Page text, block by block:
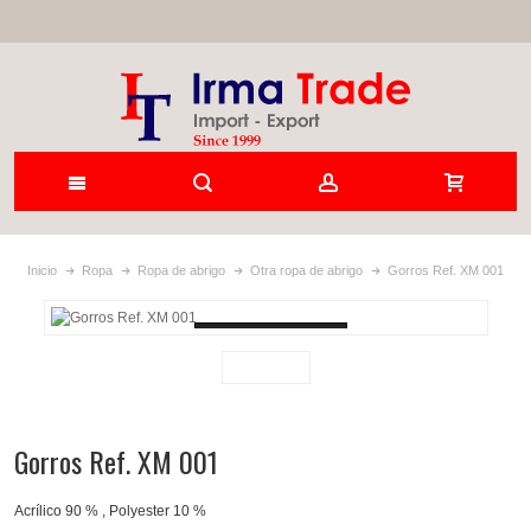
Inicio Ropa Ropa de abrigo Otra ropa de abrigo Gorros Ref. XM 001
Gorros Ref. XM 001
Acrílico 90 % , Polyester 10 %